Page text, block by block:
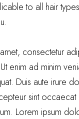
to all hair
consectetur
enim ad minim
Duis aute irure
sint
Lorem ipsum